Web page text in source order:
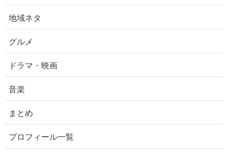
地域ネタ
グルメ
ドラマ・映画
音楽
まとめ
プロフィール一覧